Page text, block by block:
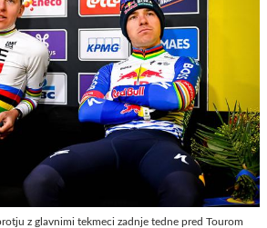
z glavnimi tekmeci zadnje tedne pred Tourom